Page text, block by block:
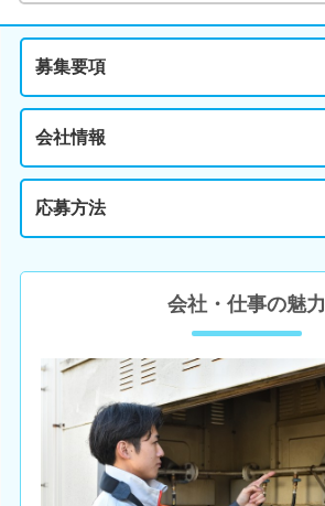
募集要項
会社情報
応募方法
会社・仕事の魅力